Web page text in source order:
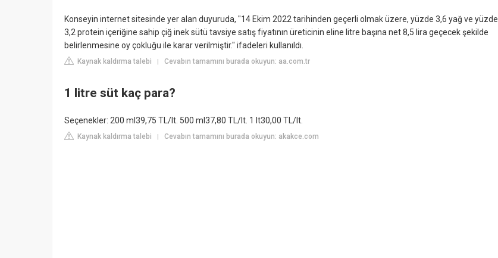
Konseyin internet sitesinde yer alan duyuruda, "14 Ekim 2022 tarihinden geçerli olmak üzere, yüzde 3,6 yağ ve yüzde
3,2 protein içeriğine sahip çiğ inek sütü tavsiye satış fiyatının üreticinin eline litre başına net 8,5 lira geçecek şekilde
belirlenmesine oy çokluğu ile karar verilmiştir." ifadeleri kullanıldı.
Kaynak kaldırma talebi | Cevabın tamamını burada okuyun: aa.com.tr
1 litre süt kaç para?
Seçenekler: 200 ml39,75 TL/lt. 500 ml37,80 TL/lt. 1 lt30,00 TL/lt.
Kaynak kaldırma talebi | Cevabın tamamını burada okuyun: akakce.com